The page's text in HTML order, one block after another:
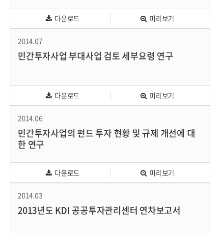
다운로드 미리보기
2014.07
민간투자사업 부대사업 검토 세부요령 연구
다운로드 미리보기
2014.06
민간투자사업의 펀드 투자 현황 및 규제 개선에 대
한 연구
다운로드 미리보기
2014.03
2013년도 KDI 공공투자관리센터 연차보고서